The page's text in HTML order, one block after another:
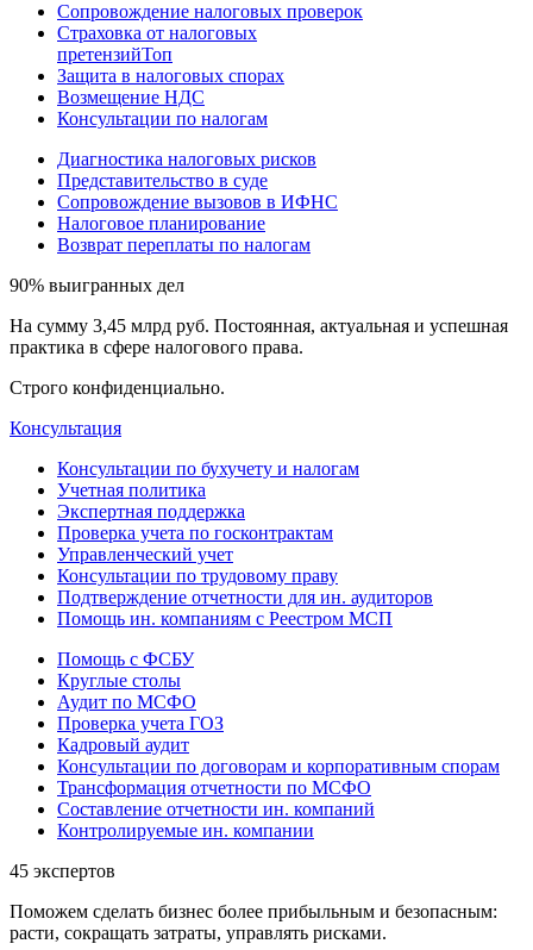
Сопровождение налоговых проверок
Страховка от налоговых
претензийТоп
Защита в налоговых спорах
Возмещение НДС
Консультации по налогам
Диагностика налоговых рисков
Представительство в суде
Сопровождение вызовов в ИФНС
Налоговое планирование
Возврат переплаты по налогам
90% выигранных дел
На сумму 3,45 млрд руб. Постоянная, актуальная и успешная
практика в сфере налогового права.
Строго конфиденциально.
Консультация
Консультации по бухучету и налогам
Учетная политика
Экспертная поддержка
Проверка учета по госконтрактам
Управленческий учет
Консультации по трудовому праву
Подтверждение отчетности для ин. аудиторов
Помощь ин. компаниям с Реестром МСП
Помощь с ФСБУ
Круглые столы
Аудит по МСФО
Проверка учета ГОЗ
Кадровый аудит
Консультации по договорам и корпоративным спорам
Трансформация отчетности по МСФО
Составление отчетности ин. компаний
Контролируемые ин. компании
45 экспертов
Поможем сделать бизнес более прибыльным и безопасным:
расти, cокращать затраты, управлять рисками.